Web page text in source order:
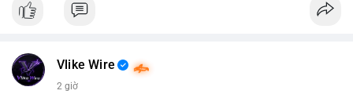
một cách hợp pháp tại Cayman, thu hút thêm khách hàng tổ
tảng tiền điện tử tăng cường tuân thủ pháp lý để mở rộng hoạt
động.
Vlike Wire
2 giờ